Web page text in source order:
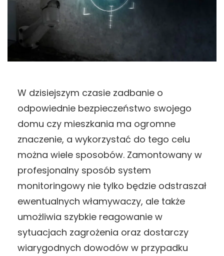
W dzisiejszym czasie zadbanie o
odpowiednie bezpieczeństwo swojego
domu czy mieszkania ma ogromne
znaczenie, a wykorzystać do tego celu
można wiele sposobów. Zamontowany w
profesjonalny sposób system
monitoringowy nie tylko będzie odstraszał
ewentualnych włamywaczy, ale także
umożliwia szybkie reagowanie w
sytuacjach zagrożenia oraz dostarczy
wiarygodnych dowodów w przypadku